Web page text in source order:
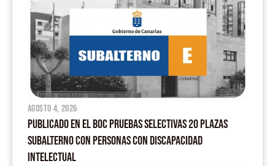
agosto 4, 2026
PUBLICADO EN EL BOC PRUEBAS SELECTIVAS 20 PLAZAS
SUBALTERNO CON PERSONAS CON DISCAPACIDAD
INTELECTUAL